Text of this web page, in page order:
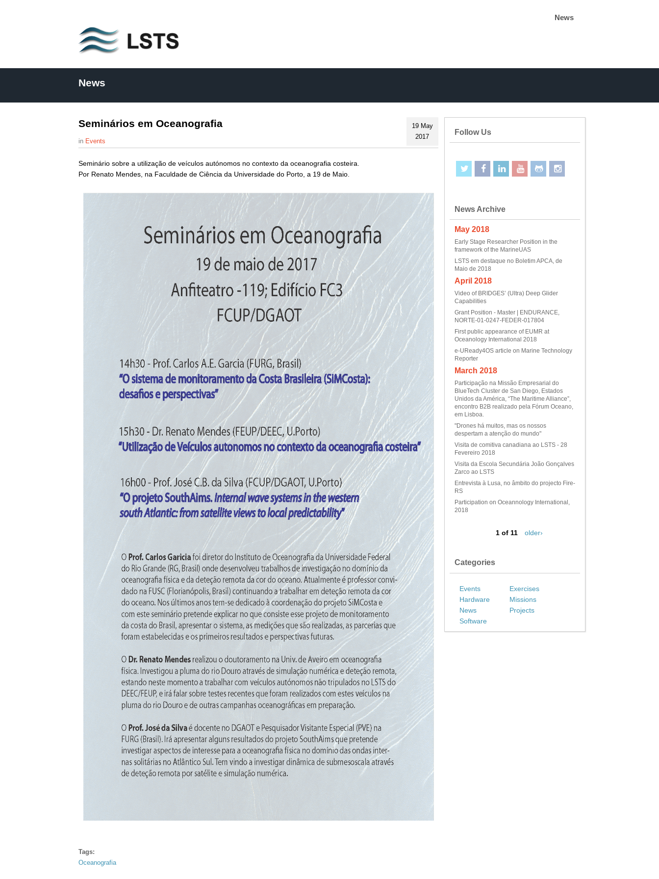
News
L
S
News
Seminários em Oceanografia
19 May
2017
Events
Seminário sobre a utilização de veículos autónomos no contexto da oceanografia costeira.
Por Renato Mendes, na Faculdade de Ciência da Universidade do Porto, a 19 de Maio.
Tags:
Oceanografia
Follow Us
News Archive
May 2018
Early Stage Researcher Position in the
framework of the MarineUAS
LSTS em destaque no Boletim APCA, de
Maio de 2018
April 2018
Video of BRIDGES’ (Ultra) Deep Glider
Capabilities
Grant Position - Master | ENDURANCE,
NORTE-01-0247-FEDER-017804
First public appearance of EUMR at
Oceanology International 2018
e-UReady4OS article on Marine Technology
Reporter
March 2018
Participação na Missão Empresarial do
BlueTech Cluster de San Diego, Estados
Unidos da América, “The Maritime Alliance”,
encontro B2B realizado pela Fórum Oceano,
em Lisboa.
"Drones há muitos, mas os nossos
despertam a atenção do mundo"
Visita de comitiva canadiana ao LSTS - 28
Fevereiro 2018
Visita da Escola Secundária João Gonçalves
Zarco ao LSTS
Entrevista à Lusa, no âmbito do projecto Fire-
RS
Participation on Oceannology International,
2018
1 of 11 older›
Categories
Events
Exercises
Hardware
Missions
News
Projects
Software